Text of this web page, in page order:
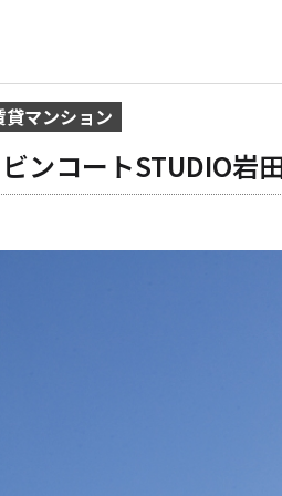
貸マンション
ンコートSTUDIO岩